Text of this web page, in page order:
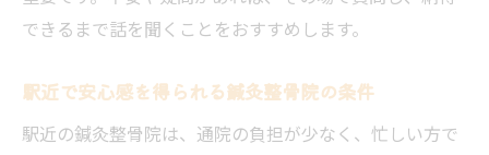
できるまで話を聞くことをおすすめします。
駅近で安心感を得られる鍼灸整骨院の条件
駅近の鍼灸整骨院は、通院の負担が少なく、忙しい方で